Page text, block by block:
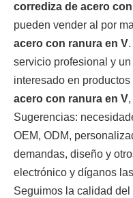
corrediza de acero
pueden vender al por
acero con ranura en V
servicio profesional y
interesado en productos
acero con ranura en V
Sugerencias:
OEM, ODM,
demandas, diseño y
electrónico y díganos
Seguimos la calidad